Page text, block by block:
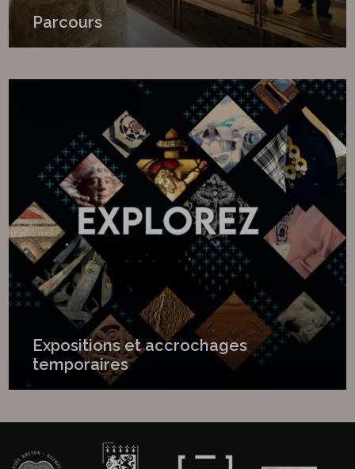
Parcours
Expositions et accrochages
temporaires